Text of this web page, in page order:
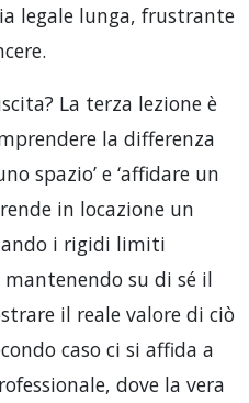
legale lunga, frustrante
La terza lezione è
la differenza
spazio’ e ‘affidare un
in locazione un
i rigidi limiti
su di sé il
il reale valore di ciò
caso ci si affida a
dove la vera